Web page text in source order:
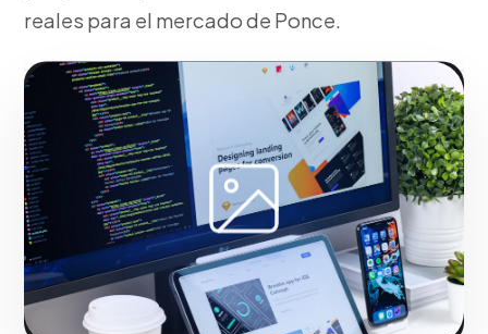
reales para el mercado de Ponce.
Fase 2: Pensando en tu negocio, diseño de la
estructura de campaña y creatividades.
Construyendo autoridad de marca en el mercado de
Ponce.
Iniciar proyecto